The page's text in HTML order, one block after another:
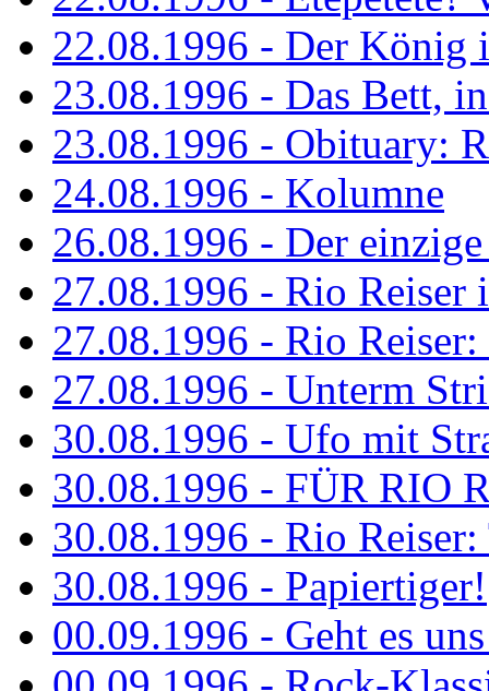
22.08.1996 - Der König
23.08.1996 - Das Bett,
23.08.1996 - Obituary:
24.08.1996 - Kolumne
26.08.1996 - Der
27.08.1996 - Rio Reiser
27.08.1996 - Rio
27.08.1996 - Unterm
30.08.1996 - Ufo mit
30.08.1996 - FÜR RIO
30.08.1996 - Rio
30.08.1996 - Papiertiger!
00.09.1996 - Geht es